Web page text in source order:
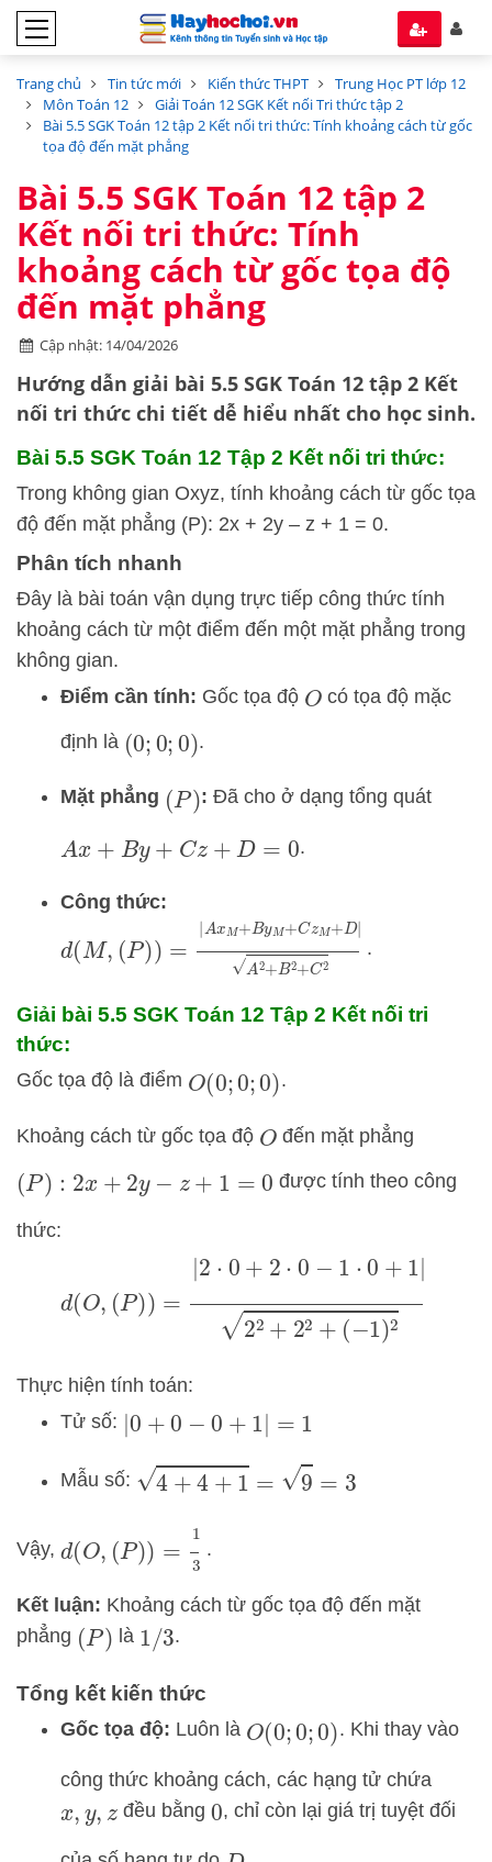
Trang chủ Tin tức mới Kiến thức THPT
Trung Học PT lớp 12
Môn Toán 12
Giải Toán 12 SGK Kết nối Tri thức tập 2
Bài 5.5 SGK Toán 12 tập 2 Kết nối tri thức: Tính khoảng cách từ gốc
tọa độ đến mặt phẳng
Bài 5.5 SGK Toán 12 tập 2
Kết nối tri thức: Tính
khoảng cách từ gốc tọa độ
đến mặt phẳng
Cập nhật: 14/04/2026
Hướng dẫn giải bài 5.5 SGK Toán 12 tập 2 Kết
nối tri thức chi tiết dễ hiểu nhất cho học sinh.
Bài 5.5 SGK Toán 12 Tập 2 Kết nối tri thức:
Trong không gian Oxyz, tính khoảng cách từ gốc tọa
độ đến mặt phẳng (P): 2x + 2y – z + 1 = 0.
Phân tích nhanh
Đây là bài toán vận dụng trực tiếp công thức tính
khoảng cách từ một điểm đến một mặt phẳng trong
không gian.
Điểm cần tính: Gốc tọa độ O có tọa độ mặc
định là (0; 0;0) .
Mặt phẳng (P) : Đã cho ở dạng tổng quát
Ax+B y+Cz +D =0 .
Công thức:
d( M , P))= M+ByM+CzM+D .
Giải bài 5.5 SGK Toán 12 Tập 2 Kết nối tri
thức:
Gốc tọa độ là điểm O(0;0;0) .
Khoảng cách từ gốc tọa độ O đến mặt phẳng
(P): 2 x+2y−z+1 =0 được tính theo công
thức:
2 0− 1⋅ 0+ 1| 22 + 2 2 +( −1
Thực hiện tính toán:
Tử số: 0 +0 − 0+1 |= 1
Mẫu số: 4+4+ 1=9 = 3
Vậy, d(O (P))= .
Kết luận: Khoảng cách từ gốc tọa độ đến mặt
phẳng (P) là 1/3.
Tổng kết kiến thức
Gốc tọa độ: Luôn là O(0;0;0) . Khi thay vào
công thức khoảng cách, các hạng tử chứa
x, y,z đều bằng0, chỉ còn lại giá trị tuyệt đối